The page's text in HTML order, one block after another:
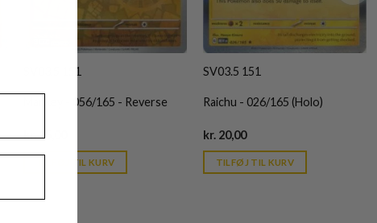
SV03.5 151
Mankey - 056/165 - Reverse
kr.15,00
is:
kr. 39,95.
TILFØJ TIL KURV
SV03.5 151
Raichu - 026/165 (Holo)
kr.20,00Current
is:
kr. 39,95.
TILFØJ TIL KURV